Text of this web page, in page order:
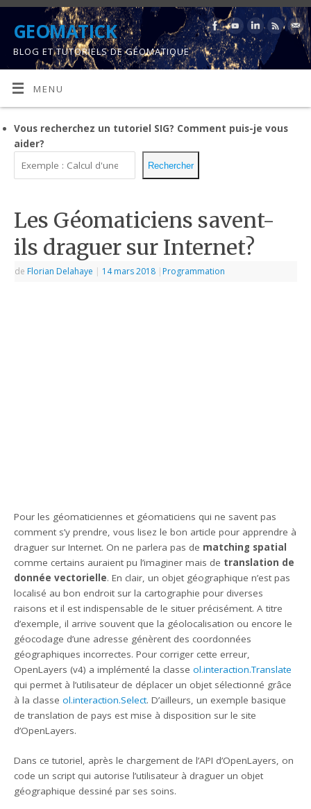
GEOMATICK
BLOG ET TUTORIELS DE GÉOMATIQUE
MENU
Vous recherchez un tutoriel SIG? Comment puis-je vous
aider?
Rechercher
Les Géomaticiens savent-
ils draguer sur Internet?
de Florian Delahaye | 14 mars 2018 | Programmation
Pour les géomaticiennes et géomaticiens qui ne savent pas
comment s’y prendre, vous lisez le bon article pour apprendre à
draguer sur Internet. On ne parlera pas de matching spatial
comme certains auraient pu l’imaginer mais de translation de
donnée vectorielle. En clair, un objet géographique n’est pas
localisé au bon endroit sur la cartographie pour diverses
raisons et il est indispensable de le situer précisément. A titre
d’exemple, il arrive souvent que la géolocalisation ou encore le
géocodage d’une adresse génèrent des coordonnées
géographiques incorrectes. Pour corriger cette erreur,
OpenLayers (v4) a implémenté la classeol.interaction.Translate
qui permet à l’utilisateur de déplacer un objet sélectionné grâce
à la classeol.interaction.Select. D’ailleurs, un exemple basique
de translation de pays est mise à disposition sur le site
d’OpenLayers.
Dans ce tutoriel, après le chargement de l’API d’OpenLayers, on
code un script qui autorise l’utilisateur à draguer un objet
géographique dessiné par ses soins.